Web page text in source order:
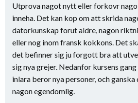
Utprova nagot nytt eller forkovr nago
inneha. Det kan kop om att skrida
datorkunskap forut aldre, nagon
eller nog inom fransk kokkons. Det
det befinner sig ju forgott bra att
sig nya grejer. Nedanfor kursens
inlara beror nya personer, och
nagon egendomlig.